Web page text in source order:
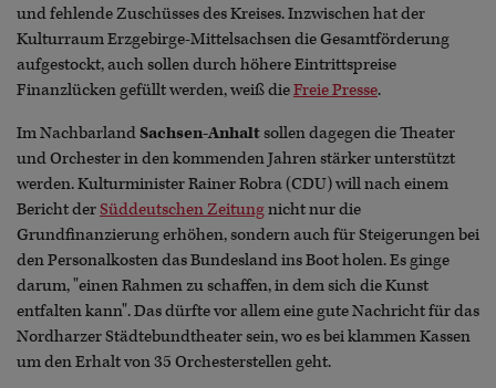
und fehlende Zuschüsses des Kreises. Inzwischen hat der
Kulturraum Erzgebirge-Mittelsachsen die Gesamtförderung
aufgestockt, auch sollen durch höhere Eintrittspreise
Finanzlücken gefüllt werden, weiß dieFreie Presse.
Im NachbarlandSachsen-Anhaltsollen dagegen die Theater
und Orchester in den kommenden Jahren stärker unterstützt
werden. Kulturminister Rainer Robra (CDU) will nach einem
Bericht derSüddeutschen Zeitungnicht nur die
Grundfinanzierung erhöhen, sondern auch für Steigerungen bei
den Personalkosten das Bundesland ins Boot holen. Es ginge
darum, "einen Rahmen zu schaffen, in dem sich die Kunst
entfalten kann". Das dürfte vor allem eine gute Nachricht für das
Nordharzer Städtebundtheater sein, wo es bei klammen Kassen
um den Erhalt von 35 Orchesterstellen geht.